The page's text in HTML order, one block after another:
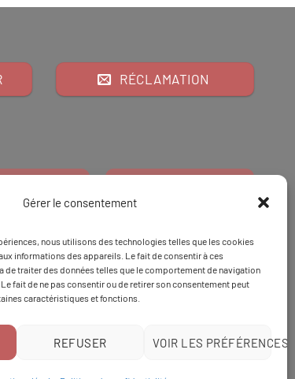
Gérer le consentement
nous utilisons des technologies telles que les cookies
informations des appareils. Le fait de consentir à ces
de traiter des données telles que le comportement de navigation
fait de ne pas consentir ou de retirer son consentement peut
caractéristiques et fonctions.
REFUSER VOIR LES PRÉFÉRENCES
RÉCLAMATION
3
EtTapez 98pour
une formation